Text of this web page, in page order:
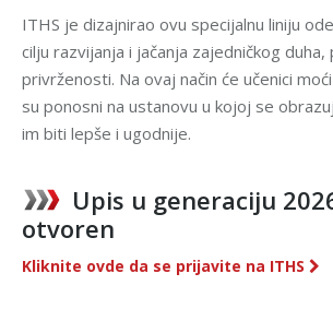
ITHS je dizajnirao ovu specijalnu liniju
cilju razvijanja i jačanja zajedničkog
privrženosti. Na ovaj način će učenici
su ponosni na ustanovu u kojoj se
im biti lepše i ugodnije.
Upis u generaciju
otvoren
Kliknite ovde da se prijavite na ITHS